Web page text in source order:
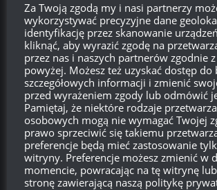
Brakwierzchołka drzewkaod:
580
Dni
19
Godzin
46
Minut
03
Sekund
Za Twoją zgodą my i nasi partnerzy
wykorzystywać precyzyjne dane
identyfikację przez skanowanie
kliknąć, aby wyrazić zgodę na
przez nas i naszych partnerów zgodnie
powyżej. Możesz też uzyskać dostęp do
szczegółowych informacji i zmienić
przed wyrażeniem zgody lub odmówić
Pamiętaj, że niektóre rodzaje
osobowych mogą nie wymagać Twojej
prawo sprzeciwić się takiemu
preferencje będą mieć zastosowanie
witryny. Preferencje możesz zmienić w
momencie, powracając na tę witrynę
stronę zawierającą naszą politykę